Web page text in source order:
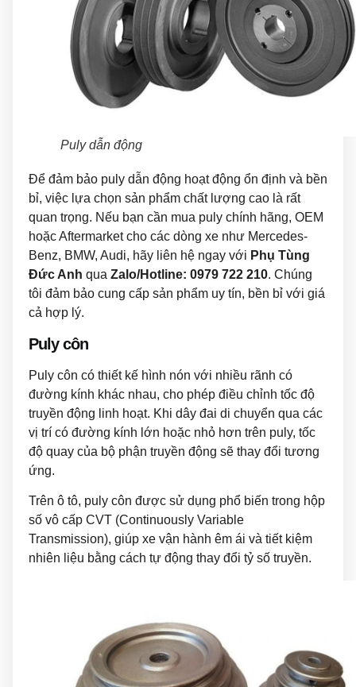
Puly dẫn động
Để đảm bảo puly dẫn động hoạt động ổn định và bền
bỉ, việc lựa chọn sản phẩm chất lượng cao là rất
quan trọng. Nếu bạn cần mua puly chính hãng, OEM
hoặc Aftermarket cho các dòng xe như Mercedes-
Benz, BMW, Audi, hãy liên hệ ngay với Phụ Tùng
Đức Anh qua Zalo/Hotline: 0979 722 210. Chúng
tôi đảm bảo cung cấp sản phẩm uy tín, bền bỉ với giá
cả hợp lý.
Puly côn
Puly côn có thiết kế hình nón với nhiều rãnh có
đường kính khác nhau, cho phép điều chỉnh tốc độ
truyền động linh hoạt. Khi dây đai di chuyển qua các
vị trí có đường kính lớn hoặc nhỏ hơn trên puly, tốc
độ quay của bộ phận truyền động sẽ thay đổi tương
ứng.
Trên ô tô, puly côn được sử dụng phổ biến trong hộp
số vô cấp CVT (Continuously Variable
Transmission), giúp xe vận hành êm ái và tiết kiệm
nhiên liệu bằng cách tự động thay đổi tỷ số truyền.